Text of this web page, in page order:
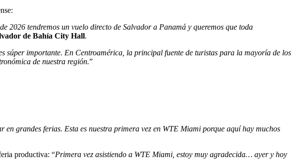
2026 tendremos un vuelo directo de Salvador a Panamá y queremos que toda
de Bahía City Hall.
súper importante. En Centroamérica, la principal fuente de turistas para la mayoría de los
de nuestra región.”
grandes ferias. Esta es nuestra primera vez en WTE Miami porque aquí hay muchos
productiva: “Primera vez asistiendo a WTE Miami, estoy muy agradecida… ayer y hoy